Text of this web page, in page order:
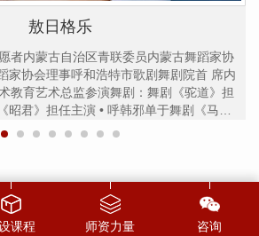
敖日格乐
者内蒙古自治区青联委员内蒙古舞蹈家协
家协会理事呼和浩特市歌剧舞剧院首 席内
教育艺术总监参演舞剧：舞剧《驼道》担
昭君》担任主演 • 呼韩邪单于舞剧《马可
•真金太子舞剧《昭君情缘》担任主演 •全
课程 师资力量 咨询